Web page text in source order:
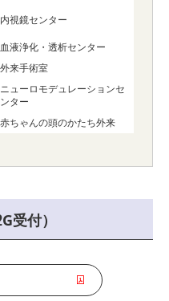
内視鏡センター
血液浄化・透析センター
外来手術室
ニューロモデュレーションセ
ンター
赤ちゃんの頭のかたち外来
受付）